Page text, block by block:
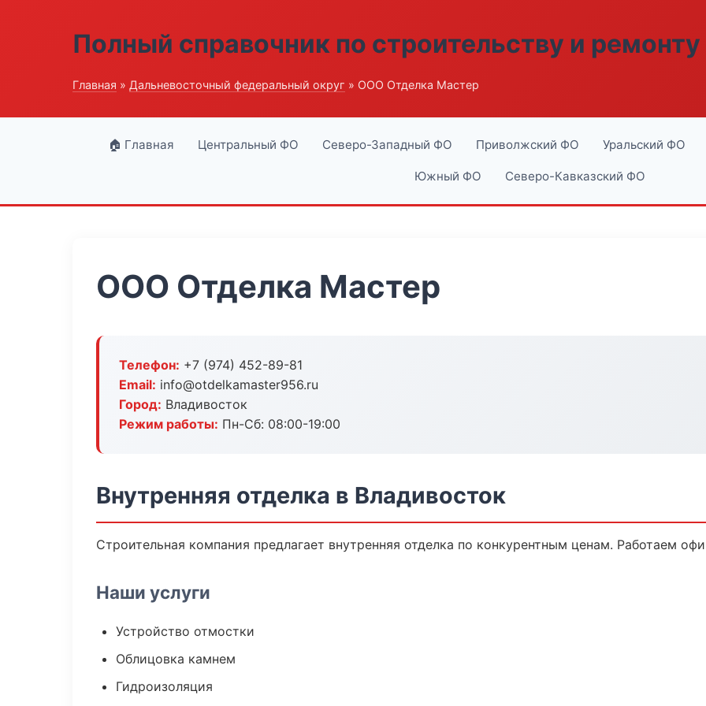
Полный справочник по строительству и ремонту
Главная » Дальневосточный федеральный округ » ООО Отделка Мастер
🏠 Главная Центральный ФО Северо-Западный ФО Приволжский ФО Уральский ФО
Южный ФО Северо-Кавказский ФО
ООО Отделка Мастер
Телефон: +7 (974) 452-89-81
Email: info@otdelkamaster956.ru
Город: Владивосток
Режим работы: Пн-Сб: 08:00-19:00
Внутренняя отделка в Владивосток
Строительная компания предлагает внутренняя отделка по конкурентным ценам. Работаем
Наши услуги
Устройство отмостки
Облицовка камнем
Гидроизоляция